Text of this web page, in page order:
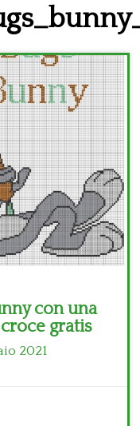
con una
gratis
2021